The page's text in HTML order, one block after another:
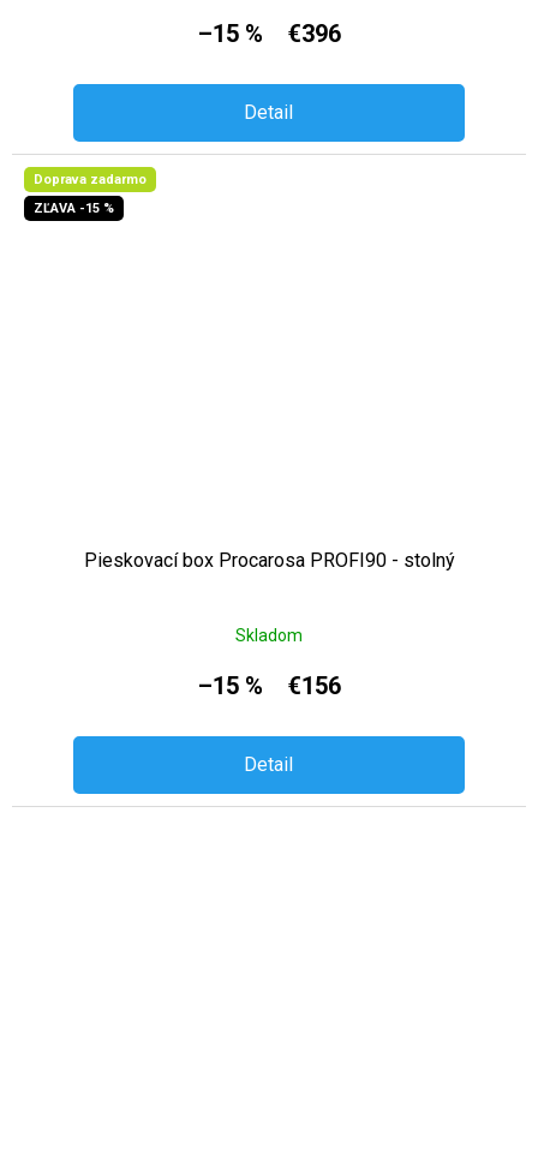
–15 % €396
Detail
Doprava zadarmo
ZĽAVA -15 %
Pieskovací box Procarosa PROFI90 - stolný
Skladom
–15 % €156
Detail